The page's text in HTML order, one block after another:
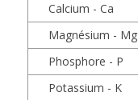
Calcium - Ca
Magnésium - Mg
Phosphore - P
Potassium - K